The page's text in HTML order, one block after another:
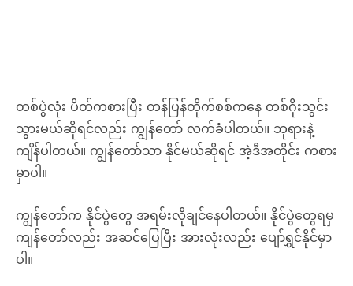
တစ်ပွဲလုံး ပိတ်ကစားပြီး တန်ပြန်တိုက်စစ်ကနေ တစ်ဂိုးသွင်း
သွားမယ်ဆိုရင်လည်း ကျွန်တော် လက်ခံပါတယ်။ ဘုရားနဲ့
ကျိန်ပါတယ်။ ကျွန်တော်သာ နိုင်မယ်ဆိုရင် အဲ့ဒီအတိုင်း ကစား
မှာပါ။
ကျွန်တော်က နိုင်ပွဲတွေ အရမ်းလိုချင်နေပါတယ်။ နိုင်ပွဲတွေရမှ
ကျန်တော်လည်း အဆင်ပြေပြီး အားလုံးလည်း ပျော်ရွှင်နိုင်မှာ
ပါ။